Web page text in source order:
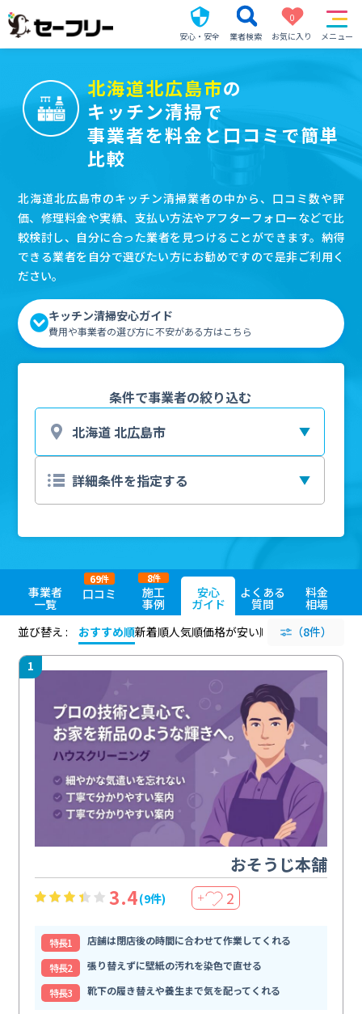
安心・安全 業者検索
0
お気に入り
メニュー
北海道北広島市の
キッチン清掃で
事業者を料金と口コミで簡単
比較
北海道北広島市のキッチン清掃業者の中から、口コミ数や評
価、修理料金や実績、支払い方法やアフターフォローなどで比
較検討し、自分に合った業者を見つけることができます。納得
できる業者を自分で選びたい方にお勧めですので是非ご利用く
ださい。
キッチン清掃安心ガイド
費用や事業者の選び方に不安がある方はこちら
条件で事業者の絞り込む
事業者
一覧
口コミ
69件
施工
事例
8件
安心
ガイド
よくある
質問
料金
相場
並び替え :
おすすめ順新着順人気順価格が安い順 評価が高い順
（8件）
1
おそうじ本舗
3.4(9件) ＋ 2
特⻑1
店舗は閉店後の時間に合わせて作業してくれる
特⻑2
張り替えずに壁紙の汚れを染色で直せる
特⻑3
靴下の履き替えや養生まで気を配ってくれる